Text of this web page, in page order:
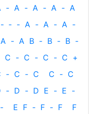
- A - A - A - A
- ‐ - A - A - A -
A - A B - B - B -
C - C - C - C +
- C - C C - C
- D - D E - E -
- E F - F - F
F